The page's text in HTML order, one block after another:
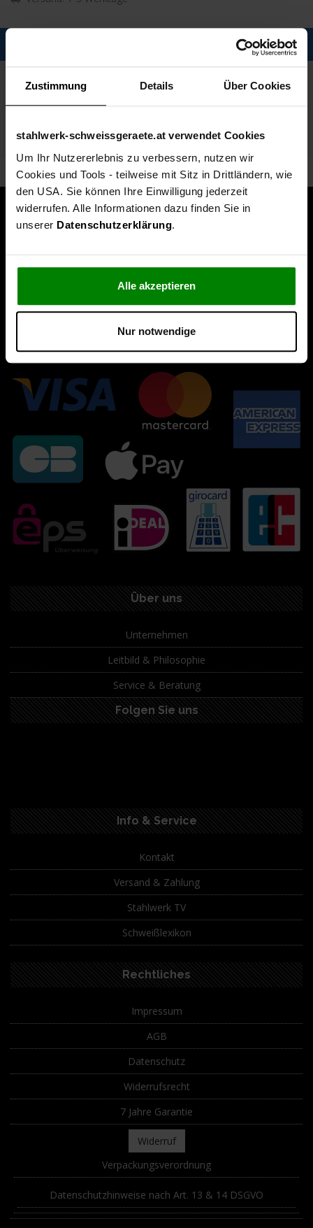
Zustimmung Details Über Cookies
stahlwerk-schweissgeraete.at verwendet Cookies
Um Ihr Nutzererlebnis zu verbessern, nutzen wir
Cookies und Tools - teilweise mit Sitz in Drittländern, wie
den USA. Sie können Ihre Einwilligung jederzeit
widerrufen. Alle Informationen dazu finden Sie in
unserer Datenschutzerklärung.
Alle akzeptieren
Nur notwendige
Technische Daten
Lieferumfang
Über uns
Unternehmen
Leitbild & Philosophie
Service & Beratung
Folgen Sie uns
Info & Service
Kontakt
Versand & Zahlung
Stahlwerk TV
Schweißlexikon
Rechtliches
Impressum
AGB
Datenschutz
Widerrufsrecht
7 Jahre Garantie
Widerruf
Verpackungsverordnung
Datenschutzhinweise nach Art. 13 & 14 DSGVO